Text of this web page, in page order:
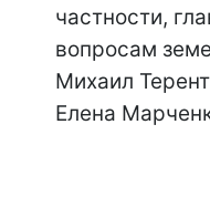
частности,
вопросам
Михаил
Елена